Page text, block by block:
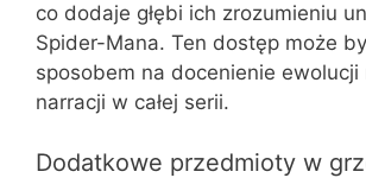
co dodaje głębi ich zrozumieniu
Spider-Mana. Ten dostęp może
sposobem na docenienie ewolucji
narracji w całej serii.
Dodatkowe przedmioty w